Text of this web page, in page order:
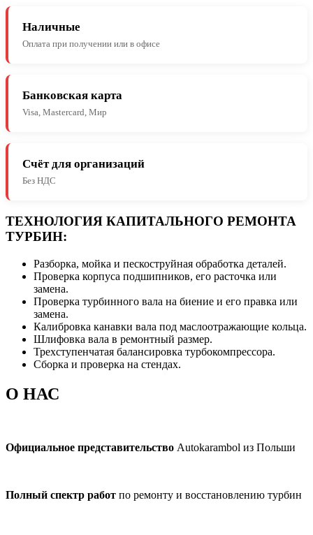
Наличные
Оплата при получении или в офисе
Банковская карта
Visa, Mastercard, Мир
Счёт для организаций
Без НДС
ТЕХНОЛОГИЯ КАПИТАЛЬНОГО РЕМОНТА
ТУРБИН:
Разборка, мойка и пескоструйная обработка деталей.
Проверка корпуса подшипников, его расточка или
замена.
Проверка турбинного вала на биение и его правка или
замена.
Калибровка канавки вала под маслоотражающие кольца.
Шлифовка вала в ремонтный размер.
Трехступенчатая балансировка турбокомпрессора.
Сборка и проверка на стендах.
О НАС
Официальное представительство Autokarambol из Польши
Полный спектр работ по ремонту и восстановлению турбин